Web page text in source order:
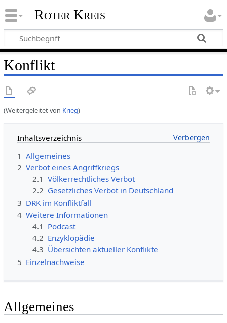
Roter Kreis
Konflikt
(Weitergeleitet von Krieg)
Inhaltsverzeichnis
1 Allgemeines
2 Verbot eines Angriffkriegs
2.1 Völkerrechtliches Verbot
2.2 Gesetzliches Verbot in Deutschland
3 DRK im Konfliktfall
4 Weitere Informationen
4.1 Podcast
4.2 Enzyklopädie
4.3 Übersichten aktueller Konflikte
5 Einzelnachweise
Allgemeines